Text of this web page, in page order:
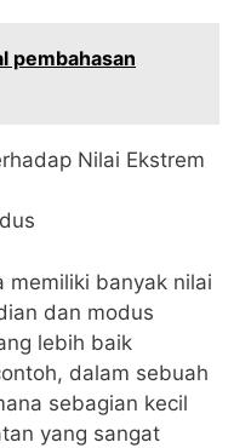
pembahasan
Nilai Ekstrem
memiliki banyak nilai
dan modus
lebih baik
dalam sebuah
sebagian kecil
yang sangat